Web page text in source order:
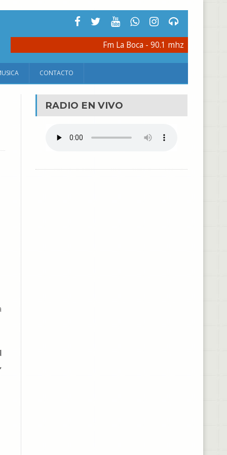
Fm La Boca - 90.1 mhz
CONTACTO
RADIO EN VIVO